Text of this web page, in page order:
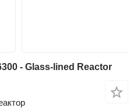
- Glass-lined Reactor